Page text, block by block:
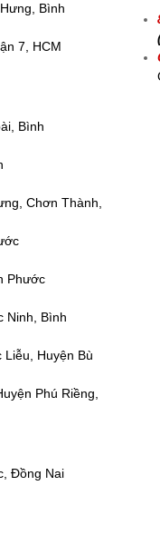
Hưng, Bình
7, HCM
Bình
Chơn Thành,
Phước
Ninh, Bình
Huyện Bù
Phú Riềng,
Đồng Nai